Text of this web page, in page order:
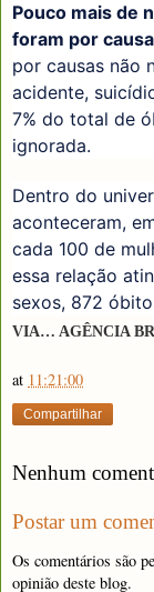
Pouco mais de
foram por
por causas não
acidente,
7% do total de
ignorada.
Dentro do
aconteceram,
cada 100 de
essa relação
sexos, 872
VIA… AGÊNCIA
at 11:21:00
Compartilhar
Nenhum
Postar um
Os comentários são
opinião deste blog.